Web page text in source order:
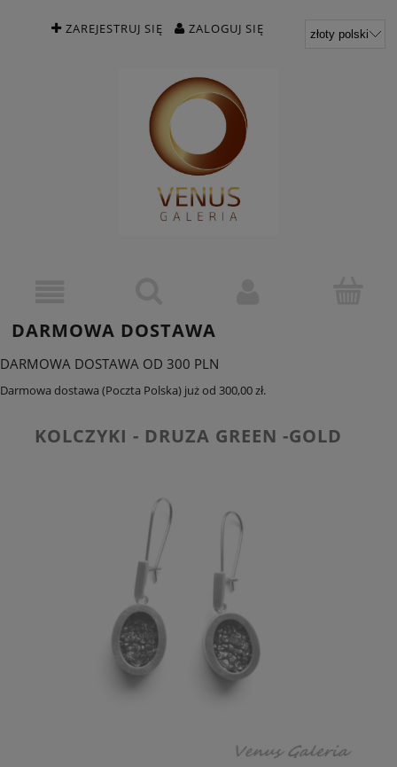
ZAREJESTRUJ SIĘ ZALOGUJ SIĘ
DARMOWA DOSTAWA
DARMOWA DOSTAWA OD 300 PLN
Darmowa dostawa (Poczta Polska) już od 300,00 zł.
KOLCZYKI - DRUZA GREEN -GOLD